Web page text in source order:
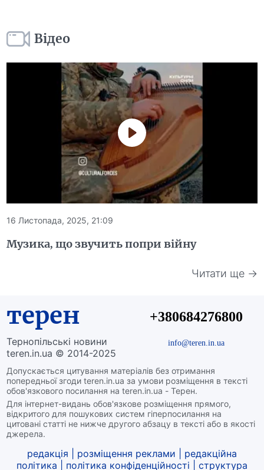
Відео
16 Листопада, 2025, 21:09
Музика, що звучить попри війну
Читати ще →
терен
Тернопільські новини
teren.in.ua © 2014-2025
Допускається цитування матеріалів без отримання
попередньої згоди teren.in.ua за умови розміщення в тексті
обов'язкового посилання на teren.in.ua - Терен.
Для інтернет-видань обов'язкове розміщення прямого,
відкритого для пошукових систем гіперпосилання на
цитовані статті не нижче другого абзацу в тексті або в якості
джерела.
+380684276800
info@teren.in.ua
редакція розміщення реклами
редакційна
політика
політика конфіденційності структура